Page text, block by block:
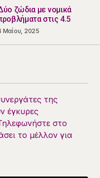
ζώδια με νομικά
στις 4.5
Μαΐου, 2025
της
έγκυρες
στο
το μέλλον για